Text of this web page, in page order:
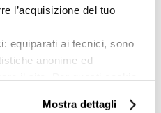
l’acquisizione del tuo
equiparati ai tecnici, sono
anonime ed
sono utilizzati, solo
Mostra dettagli